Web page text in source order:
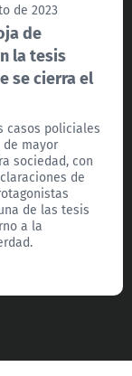
de 2023
de
la tesis
se cierra el
casos policiales
mayor
sociedad, con
de
de las tesis
a la